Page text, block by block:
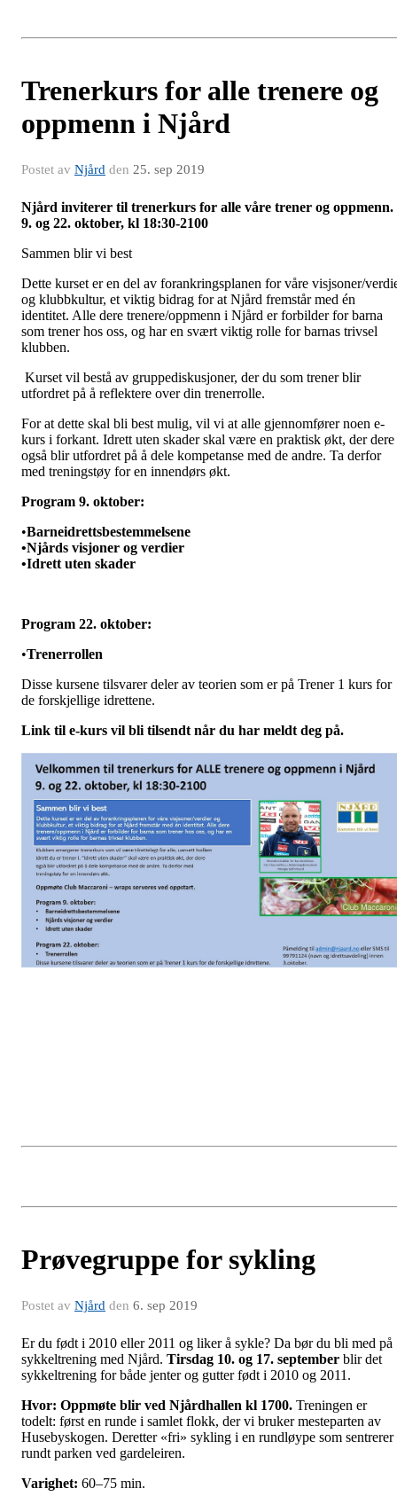
Trenerkurs for alle trenere og
oppmenn i Njård
Postet av Njård den 25. sep 2019
Njård inviterer til trenerkurs for alle våre trener og oppmenn.
9. og 22. oktober, kl 18:30-2100
Sammen blir vi best
Dette kurset er en del av forankringsplanen for våre visjsoner/
og klubbkultur, et viktig bidrag for at Njård fremstår med én
identitet. Alle dere trenere/oppmenn i Njård er forbilder for barna
som trener hos oss, og har en svært viktig rolle for barnas trivsel
klubben.
Kurset vil bestå av gruppediskusjoner, der du som trener blir
utfordret på å reflektere over din trenerrolle.
For at dette skal bli best mulig, vil vi at alle gjennomfører noen e-
kurs i forkant. Idrett uten skader skal være en praktisk økt, der dere
også blir utfordret på å dele kompetanse med de andre. Ta derfor
med treningstøy for en innendørs økt.
Program 9. oktober:
•Barneidrettsbestemmelsene
•Njårds visjoner og verdier
•Idrett uten skader
Program 22. oktober:
•Trenerrollen
Disse kursene tilsvarer delerav teorien som er på Trener1 kurs for
de forskjellige idrettene.
Link til e-kurs vil bli tilsendt når du har meldt deg på.
Prøvegruppe for sykling
Postet av Njård den 6. sep 2019
Er du født i 2010 eller 2011 og liker å sykle? Da bør du bli med på
sykkeltrening med Njård. Tirsdag 10. og 17. september blir det
sykkeltrening for både jenter og gutter født i 2010 og 2011.
Hvor: Oppmøte blir ved Njårdhallen kl 1700. Treningen er
todelt: først en runde i samlet flokk, der vi bruker mesteparten av
Husebyskogen. Deretter «fri» sykling i en rundløype som sentrerer
rundt parken ved gardeleiren.
Varighet: 60–75 min.